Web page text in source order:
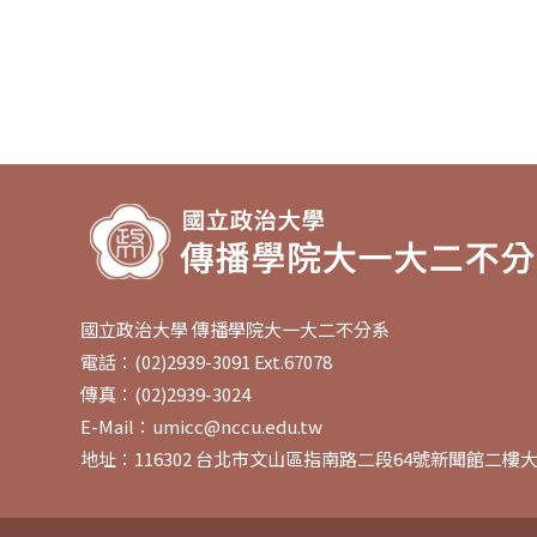
國立政治大學 傳播學院大一大二不分系
電話：(02)2939-3091 Ext.67078
傳真：(02)2939-3024
E-Mail：umicc@nccu.edu.tw
地址：116302 台北市文山區指南路二段64號新聞館二樓